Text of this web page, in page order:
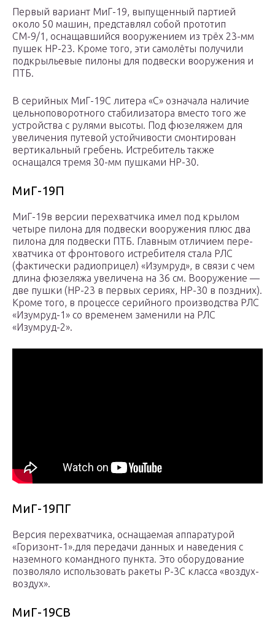
Первый вариант МиГ-19, выпущенный партией
около 50 машин, представлял собой прототип
СМ-9/1, оснащавшийся вооружением из трёх 23-мм
пушек НР-23. Кроме того, эти самолёты получили
подкрыльевые пилоны для подвески вооружения и
ПТБ.
В серийных МиГ-19С литера «С» означала наличие
цельноповоротного стабилизатора вместо того же
устройства с рулями высоты. Под фюзеля­жем для
увеличения путевой устойчивости смонтирован
вертикальный гребень. Истребитель также
оснащался тремя 30-мм пушками НР-30.
МиГ-19П
МиГ-19в версии перехватчика имел под крылом
четыре пи­лона для подвески вооружения плюс два
пи­лона для подвески ПТБ. Главным отличием пере­
хватчика от фронтового истребителя стала РЛС
(фактически радиоприцел) «Из­умруд», в связи с чем
дли­на фюзеляжа увеличена на 36 см. Воору­жение —
две пушки (НР-23 в первых сериях, НР-30 в поздних).
Кроме того, в процессе се­рийного производства РЛС
«Изумруд-1» со временем заменили на РЛС
«Изумруд-2».
МиГ-19ПГ
Версия перехватчика, оснащаемая аппаратурой
«Горизонт-1».для передачи данных и наведения с
наземного командного пункта. Это оборудование
позволяло использовать ракеты Р-3С класса «воздух-
воздух».
МиГ-19СВ